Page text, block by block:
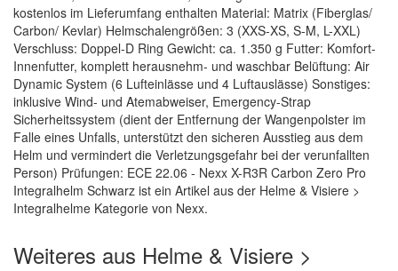
kostenlos im Lieferumfang enthalten Material: Matrix (Fiberglas/
Carbon/ Kevlar) Helmschalengrößen: 3 (XXS-XS, S-M, L-XXL)
Verschluss: Doppel-D Ring Gewicht: ca. 1.350 g Futter: Komfort-
Innenfutter, komplett herausnehm- und waschbar Belüftung: Air
Dynamic System (6 Lufteinlässe und 4 Luftauslässe) Sonstiges:
inklusive Wind- und Atemabweiser, Emergency-Strap
Sicherheitssystem (dient der Entfernung der Wangenpolster im
Falle eines Unfalls, unterstützt den sicheren Ausstieg aus dem
Helm und vermindert die Verletzungsgefahr bei der verunfallten
Person) Prüfungen: ECE 22.06 - Nexx X-R3R Carbon Zero Pro
Integralhelm Schwarz ist ein Artikel aus der Helme & Visiere >
Integralhelme Kategorie von Nexx.
Weiteres aus Helme & Visiere >